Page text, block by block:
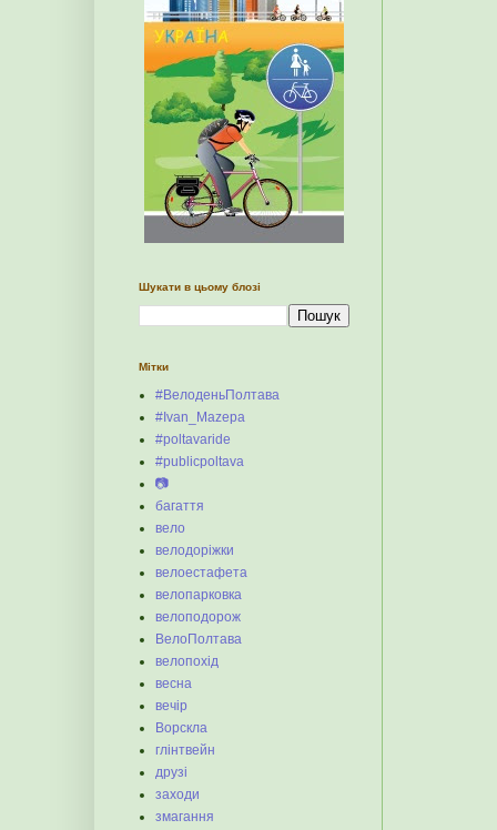
Шукати в цьому блозі
Мітки
#ВелоденьПолтава
#Ivan_Mazepa
#poltavaride
#publicpoltava
📷
багаття
вело
велодоріжки
велоестафета
велопарковка
велоподорож
ВелоПолтава
велопохід
весна
вечір
Ворскла
глінтвейн
друзі
заходи
змагання